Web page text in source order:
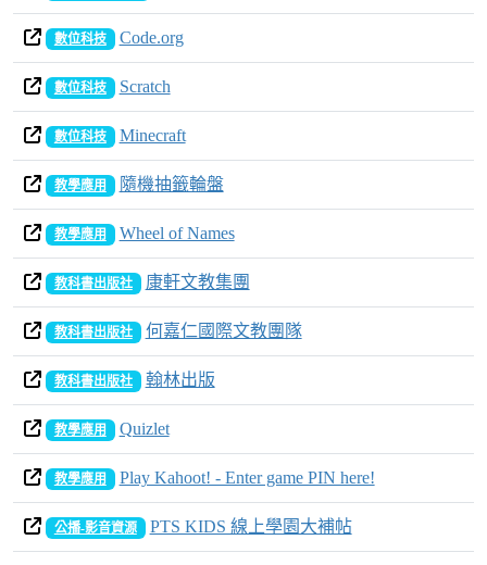
數位科技 Code.org
數位科技 Scratch
數位科技 Minecraft
教學應用 隨機抽籤輪盤
教學應用 Wheel of Names
教科書出版社 康軒文教集團
教科書出版社 何嘉仁國際文教團隊
教科書出版社 翰林出版
教學應用 Quizlet
教學應用 Play Kahoot! - Enter game PIN here!
公播-影音資源 PTS KIDS 線上學園大補帖